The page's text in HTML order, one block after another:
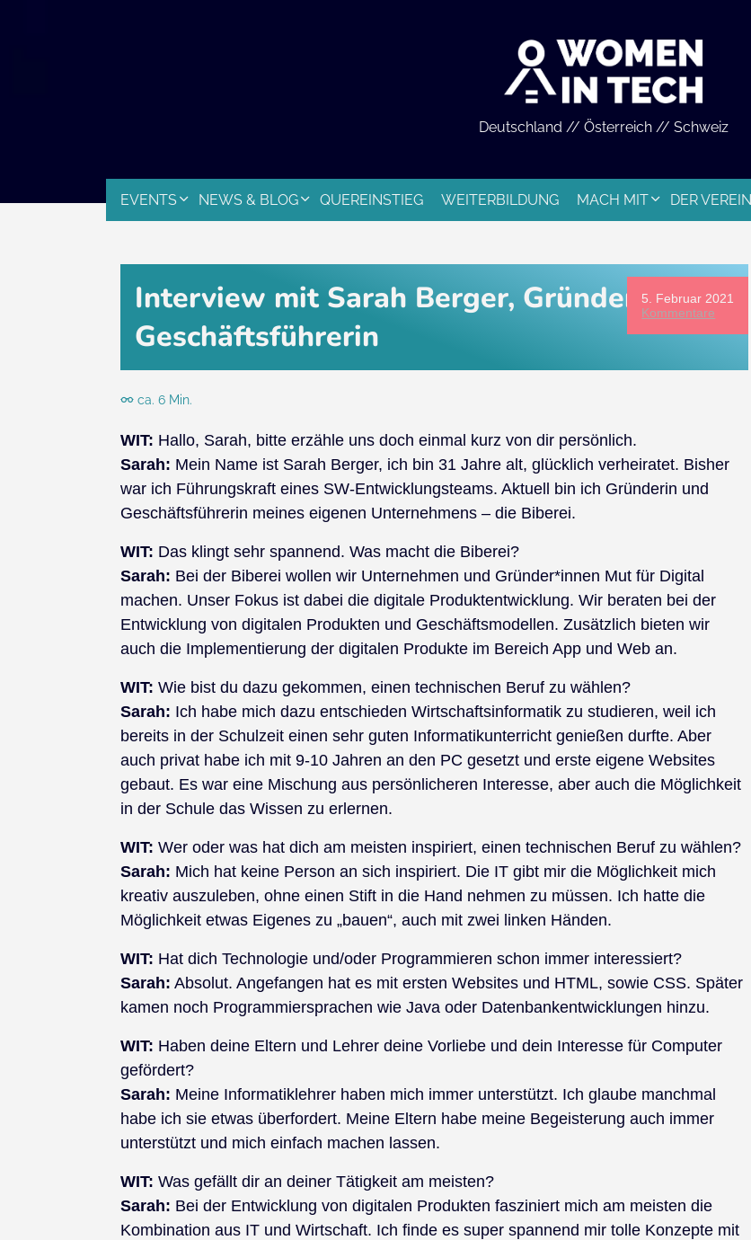
Deutschland // Österreich // Schweiz
EVENTS NEWS & BLOG QUEREINSTIEG WEITERBILDUNG MACH MIT DER VEREIN
5. Februar 2021
Kommentare
Interview mit Sarah Berger, Gründerin und
Geschäftsführerin
ca. 6 Min.
WIT: Hallo, Sarah, bitte erzähle uns doch einmal kurz von dir persönlich.
Sarah: Mein Name ist Sarah Berger, ich bin 31 Jahre alt, glücklich verheiratet. Bisher
war ich Führungskraft eines SW-Entwicklungsteams. Aktuell bin ich Gründerin und
Geschäftsführerin meines eigenen Unternehmens – die Biberei.
WIT: Das klingt sehr spannend. Was macht die Biberei?
Sarah: Bei der Biberei wollen wir Unternehmen und Gründer*innen Mut für Digital
machen. Unser Fokus ist dabei die digitale Produktentwicklung. Wir beraten bei der
Entwicklung von digitalen Produkten und Geschäftsmodellen. Zusätzlich bieten wir
auch die Implementierung der digitalen Produkte im Bereich App und Web an.
WIT: Wie bist du dazu gekommen, einen technischen Beruf zu wählen?
Sarah: Ich habe mich dazu entschieden Wirtschaftsinformatik zu studieren, weil ich
bereits in der Schulzeit einen sehr guten Informatikunterricht genießen durfte. Aber
auch privat habe ich mit 9-10 Jahren an den PC gesetzt und erste eigene Websites
gebaut. Es war eine Mischung aus persönlicheren Interesse, aber auch die Möglichkeit
in der Schule das Wissen zu erlernen.
WIT: Wer oder was hat dich am meisten inspiriert, einen technischen Beruf zu wählen?
Sarah: Mich hat keine Person an sich inspiriert. Die IT gibt mir die Möglichkeit mich
kreativ auszuleben, ohne einen Stift in die Hand nehmen zu müssen. Ich hatte die
Möglichkeit etwas Eigenes zu „bauen“, auch mit zwei linken Händen.
WIT: Hat dich Technologie und/oder Programmieren schon immer interessiert?
Sarah: Absolut. Angefangen hat es mit ersten Websites und HTML, sowie CSS. Später
kamen noch Programmiersprachen wie Java oder Datenbankentwicklungen hinzu.
WIT: Haben deine Eltern und Lehrer deine Vorliebe und dein Interesse für Computer
gefördert?
Sarah: Meine Informatiklehrer haben mich immer unterstützt. Ich glaube manchmal
habe ich sie etwas überfordert. Meine Eltern habe meine Begeisterung auch immer
unterstützt und mich einfach machen lassen.
WIT: Was gefällt dir an deiner Tätigkeit am meisten?
Sarah: Bei der Entwicklung von digitalen Produkten fasziniert mich am meisten die
Kombination aus IT und Wirtschaft. Ich finde es super spannend mir tolle Konzepte mit